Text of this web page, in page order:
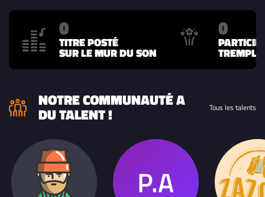
0
TITRE POSTÉ
SUR LE MUR DU SON
0
NOTRE COMMUNAUTÉ A
DU TALENT ! Tous les talents